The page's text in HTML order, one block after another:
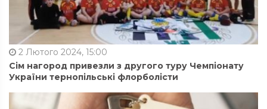
2 Лютого 2024, 15:00
Сім нагород привезли з другого туру Чемпіонату
України тернопільські флорболісти